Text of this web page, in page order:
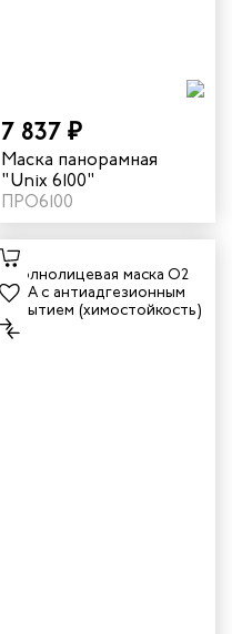
7 837 ₽
Маска панорамная
"Unix 6100"
ПРО6100